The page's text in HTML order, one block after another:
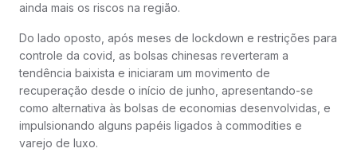
ainda mais os riscos na região.
Do lado oposto, após meses de lockdown e restrições para
controle da covid, as bolsas chinesas reverteram a
tendência baixista e iniciaram um movimento de
recuperação desde o início de junho, apresentando-se
como alternativa às bolsas de economias desenvolvidas, e
impulsionando alguns papéis ligados à commodities e
varejo de luxo.